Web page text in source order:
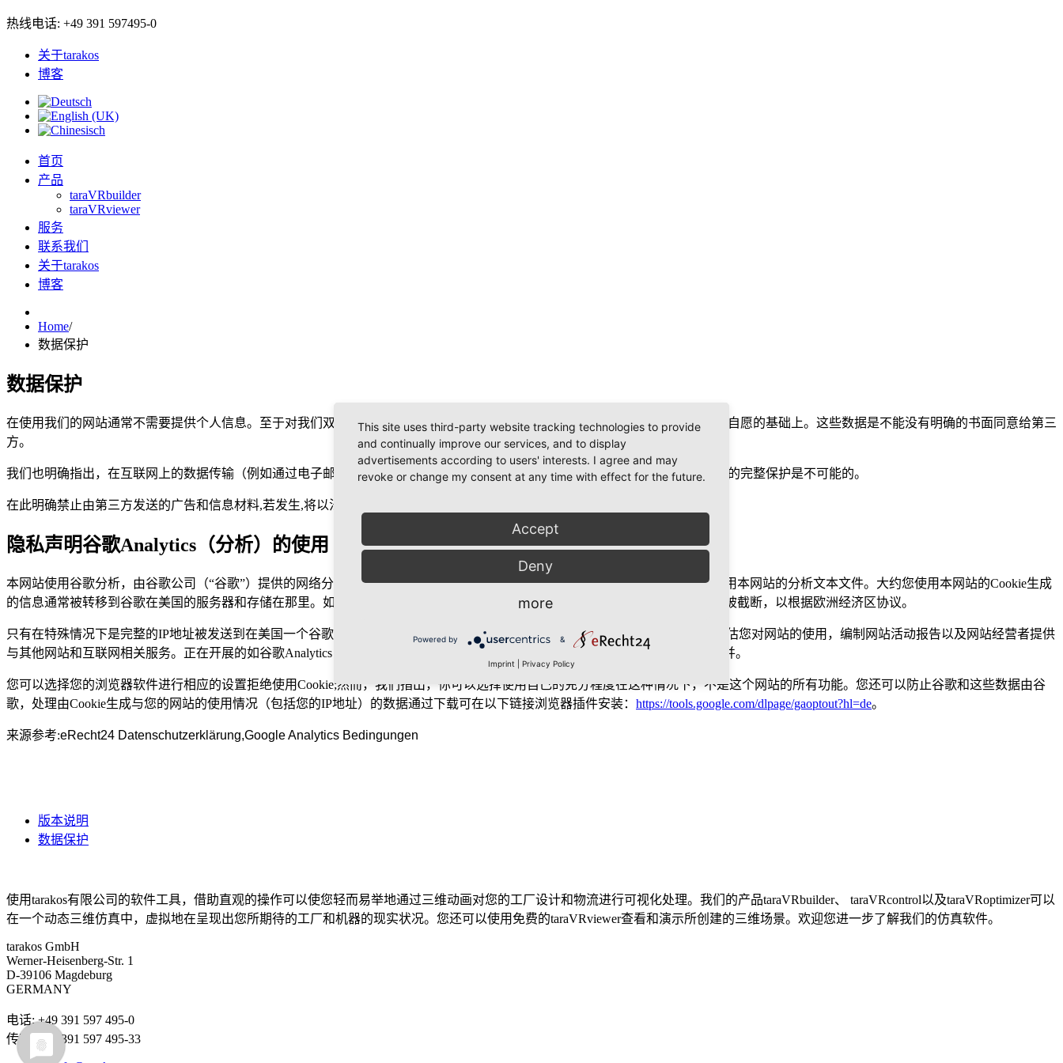
热线电话: +49 391 597495-0
关于tarakos
博客
首页
产品
taraVRbuilder
taraVRviewer
服务
联系我们
关于tarakos
博客
Home/
数据保护
数据保护
在使用我们的网站通常不需要提供个人信息。至于对我们双方的个人资料（如姓名，地址或电子邮件地址）被收集，这是尽可能在自愿的基础上。这些数据是不能没有明确的书面同意给第三
方。
我们也明确指出，在互联网上的数据传输（例如通过电子邮件进行交流时）可能会存在有安全漏洞。一个对未经授权的第三方访问的完整保护是不可能的。
在此明确禁止由第三方发送的广告和信息材料,若发生,将以法律手段解决问题
隐私声明谷歌Analytics （分析）的使用
本网站使用谷歌分析，由谷歌公司（“谷歌”）提供的网络分析服务。谷歌Analytics使用。“Cookies”，存储在您的计算机上，使您使用本网站的分析文本文件。大约您使用本网站的Cookie生成
的信息通常被转移到谷歌在美国的服务器和存储在那里。如果激活
匿名化本网站从谷歌您的IP地址将在欧盟或其他各方的成员国被截断，以根据欧洲经济区协议。
只有在特殊情况下是完整的IP地址被发送到在美国一个谷歌服务器和缩短那里。我谨代表本网站的运营商谷歌将利用这些信息来评估您对网站的使用，编制网站活动报告以及网站经营者提供
与其他网站和互联网相关服务。正在开展的如谷歌Analytics （分析）的一部分，您的浏览器发送的 地址不能与谷歌的其他数据合并。
您可以选择您的浏览器软件进行相应的设置拒绝使用Cookie;然而，我们指出，你可以选择使用自己的充分程度在这种情况下，不是这个网站的所有功能。您还可以防止谷歌和这些数据由谷
歌，处理由Cookie生成与您的网站的使用情况（包括您的IP地址）的数据通过下载可在以下链接浏览器插件安装： https://tools.google.com/dlpage/gaoptout?hl=de。
来源参考:eRecht24 Datenschutzerklärung,Google Analytics Bedingungen
版本说明
数据保护
使用tarakos有限公司的软件工具，借助直观的操作可以使您轻而易举地通过三维动画对您的工厂设计和物流进行可视化处理。我们的产品taraVRbuilder、 taraVRcontrol以及taraVRoptimizer可以
在一个动态三维仿真中，虚拟地在呈现出您所期待的工厂和机器的现实状况。您还可以使用免费的taraVRviewer查看和演示所创建的三维场景。欢迎您进一步了解我们的仿真软件。
tarakos GmbH
Werner-Heisenberg-Str. 1
D-39106 Magdeburg
GERMANY
电话: +49 391 597 495-0
传真: +49 391 597 495-33
This site uses third-party website tracking technologies to provide
and continually improve our services, and to display
advertisements according to users' interests. I agree and may
revoke or change my consent at any time with effect for the future.
Accept
Deny
more
Powered by &
Imprint Privacy Policy